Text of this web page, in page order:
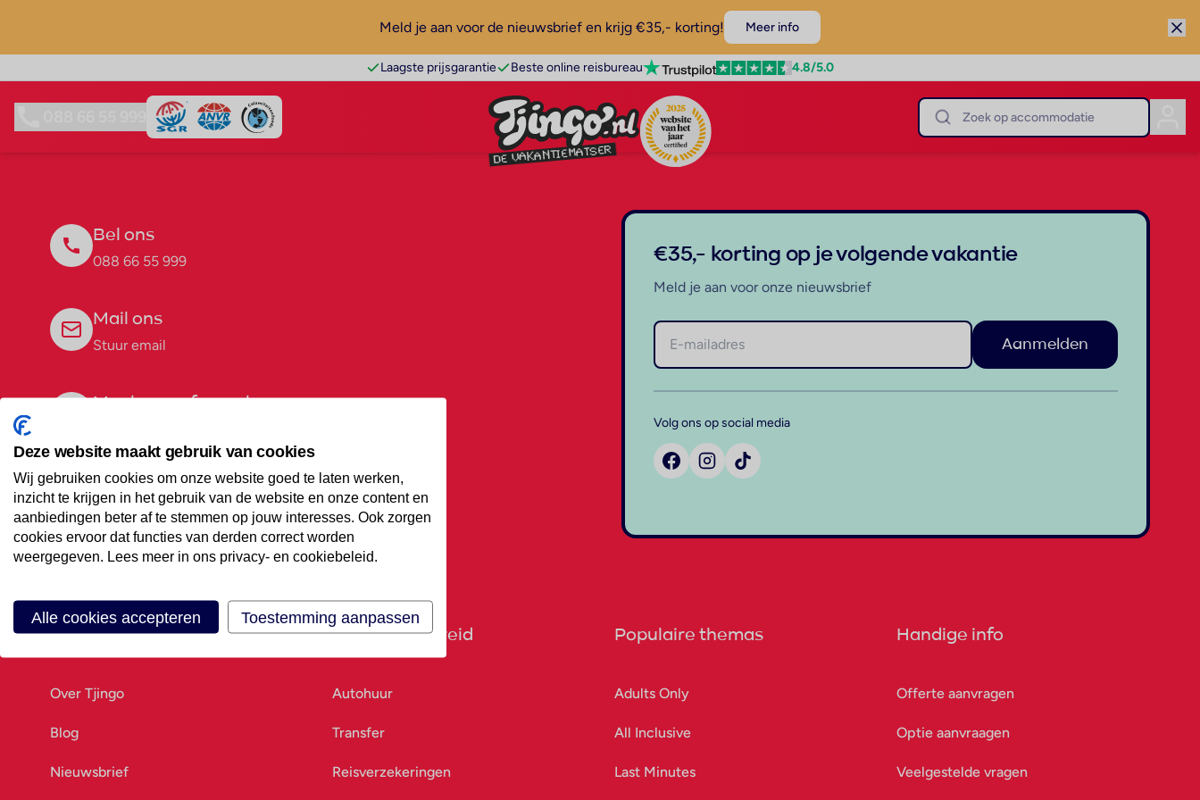
Meld je aan voor de nieuwsbrief en krijg €35,- korting! Meer info
Laagste prijsgarantie Beste online reisbureau 4.8/5.0
Bel ons
088 66 55 999
Mail ons
Stuur email
Maak een afspraak
Offerte aanvragen
Vraag offerte aan
€35,- korting op je volgende vakantie
Meld je aan voor onze nieuwsbrief
Aanmelden
Volg ons op social media
Ons bedrijf
Over Tjingo
Blog
Nieuwsbrief
Goed voorbereid
Autohuur
Transfer
Reisverzekeringen
Populaire themas
Adults Only
All Inclusive
Last Minutes
Handige info
Offerte aanvragen
Optie aanvraagen
Veelgestelde vragen
Deze website maakt gebruik van cookies
Wij gebruiken cookies om onze website goed te laten werken,
inzicht te krijgen in het gebruik van de website en onze content en
aanbiedingen beter af te stemmen op jouw interesses. Ook zorgen
cookies ervoor dat functies van derden correct worden
weergegeven. Lees meer in ons privacy- en cookiebeleid.
Alle cookies accepteren Toestemming aanpassen